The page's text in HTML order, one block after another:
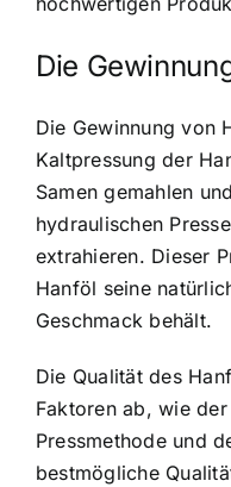
Die
Die Gewinnung von
Kaltpressung der
Samen gemahlen
hydraulischen
extrahieren. Dieser
Hanföl seine
Geschmack behält.
Die Qualität des
Faktoren ab, wie
Pressmethode und
bestmögliche